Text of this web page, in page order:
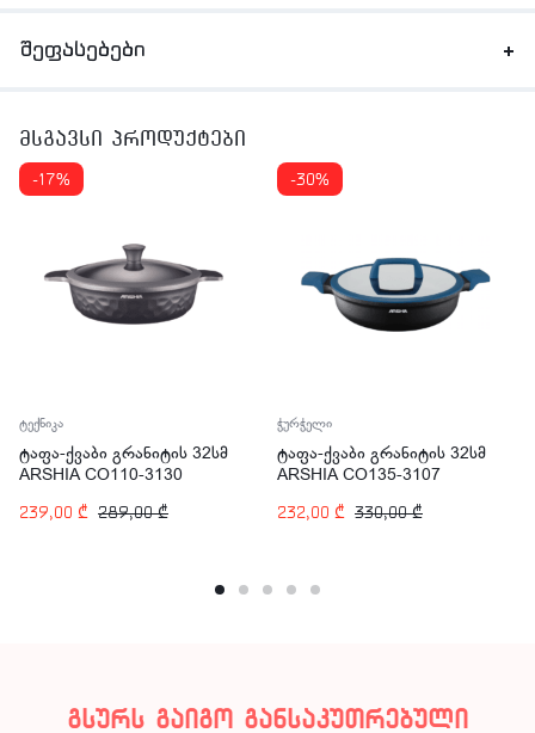
შეფასებები
მსგავსი პროდუქტები
-17%
ტექნიკა
ტაფა-ქვაბი გრანიტის 32სმ
ARSHIA CO110-3130
239,00 ₾ 289,00₾
-30%
ჭურჭელი
ტაფა-ქვაბი გრანიტის 32სმ
ARSHIA CO135-3107
232,00 ₾ 330,00₾
გსურს გაიგო განსაკუთრებული